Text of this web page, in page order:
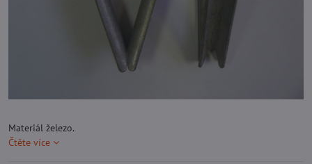
Materiál železo.
Čtěte více